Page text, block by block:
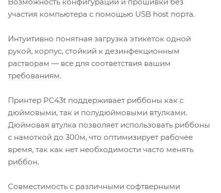
участия компьютера с помощью USB host порта.
Интуитивно понятная загрузка этикеток одной
рукой, корпус, стойкий к дезинфекционным
растворам — все для соответствия вашим
требованиям.
Принтер PC43t поддерживает риббоны как с
дюймовыми, так и полудюймовыми втулками.
Дюймовая втулка позволяет использовать риббоны
с намоткой до 300м, что оптимизирует рабочее
время, так как нет необходимости часто менять
риббон.
Совместимость с различными софтверными